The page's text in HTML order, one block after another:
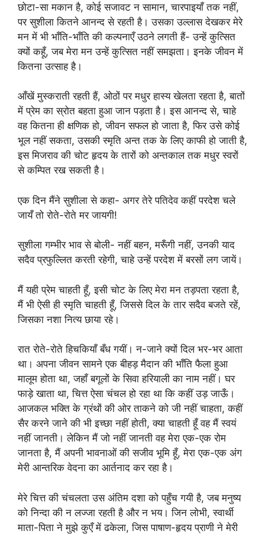
छोटा-सा मकान है, कोई सजावट न सामान, चारपाइयाँ तक नहीं,
पर सुशीला कितने आनन्द से रहती है। उसका उल्लास देखकर मेरे
मन में भी भाँति-भाँति की कल्पनाएँ उठने लगती हैं- उन्हें कुत्सित
क्यों कहूँ, जब मेरा मन उन्हें कुत्सित नहीं समझता। इनके जीवन में
कितना उत्साह है।
आँखें मुस्कराती रहती हैं, ओठों पर मधुर हास्य खेलता रहता है, बातों
में प्रेम का स्रोत बहता हुआ जान पड़ता है। इस आनन्द से, चाहे
वह कितना ही क्षणिक हो, जीवन सफल हो जाता है, फिर उसे कोई
भूल नहीं सकता, उसकी स्मृति अन्त तक के लिए काफी हो जाती है,
इस मिजराव की चोट हृदय के तारों को अन्तकाल तक मधुर स्वरों
से कम्पित रख सकती है।
एक दिन मैंने सुशीला से कहा- अगर तेरे पतिदेव कहीं परदेश चले
जायँ तो रोते-रोते मर जायगी!
सुशीला गम्भीर भाव से बोली- नहीं बहन, मरूँगी नहीं, उनकी याद
सदैव प्रफुल्लित करती रहेगी, चाहे उन्हें परदेश में बरसों लग जायें।
मैं यही प्रेम चाहती हूँ, इसी चोट के लिए मेरा मन तड़पता रहता है,
मैं भी ऐसी ही स्मृति चाहती हूँ, जिससे दिल के तार सदैव बजते रहें,
जिसका नशा नित्य छाया रहे।
रात रोते-रोते हिचकियाँ बँध गयीं। न-जाने क्यों दिल भर-भर आता
था। अपना जीवन सामने एक बीहड़ मैदान की भाँति फैला हुआ
मालूम होता था, जहाँ बगूलों के सिवा हरियाली का नाम नहीं। घर
फाड़े खाता था, चित्त ऐसा चंचल हो रहा था कि कहीं उड़ जाऊँ।
आजकल भक्ति के ग्रंथों की ओर ताकने को जी नहीं चाहता, कहीं
सैर करने जाने की भी इच्छा नहीं होती, क्या चाहती हूँ वह मैं स्वयं
नहीं जानती। लेकिन मैं जो नहीं जानती वह मेरा एक-एक रोम
जानता है, मैं अपनी भावनाओं की सजीव भूमि हूँ, मेरा एक-एक अंग
मेरी आन्तरिक वेदना का आर्तनाद कर रहा है।
मेरे चित्त की चंचलता उस अंतिम दशा को पहुँच गयी है, जब मनुष्य
को निन्दा की न लज्जा रहती है और न भय। जिन लोभी, स्वार्थी
माता-पिता ने मुझे कुएँ में ढकेला, जिस पाषाण-हृदय प्राणी ने मेरी